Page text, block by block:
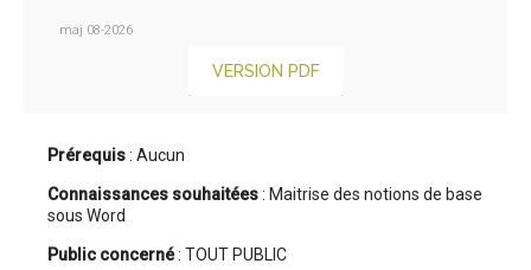
maj 08-2026
VERSION PDF
Prérequis: Aucun
Connaissances souhaitées: Maitrise des notions de base
sous Word
Public concerné: TOUT PUBLIC